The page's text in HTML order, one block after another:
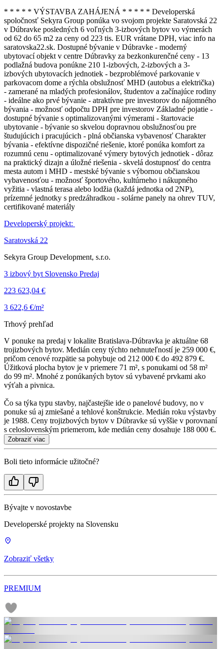
* * * * * VÝSTAVBA ZAHÁJENÁ * * * * * Developerská
spoločnosť Sekyra Group ponúka vo svojom projekte Saratovská 22
v Dúbravke posledných 6 voľných 3-izbových bytov vo výmerách
od 62 do 65 m2 za ceny od 223 tis. EUR vrátane DPH, viac info na
saratovska22.sk. Dostupné bývanie v Dúbravke - moderný
ubytovací objekt v centre Dúbravky za bezkonkurenčné ceny - 13
podlažná budova ponúkne 210 1-izbových, 2-izbových a 3-
izbových ubytovacích jednotiek - bezproblémové parkovanie v
parkovacom dome a rýchla obslužnosť MHD (autobus a električka)
- zamerané na mladých profesionálov, študentov a začínajúce rodiny
- ideálne ako prvé bývanie - atraktívne pre investorov do nájomného
bývania - možnosť odpočtu DPH pre investorov Základné pojatie -
dostupné bývanie s optimalizovanými výmerami - štartovacie
ubytovanie - bývanie so skvelou dopravnou obslužnosťou pre
študujúcich i pracujúcich - plná občianska vybavenosť Charakter
bývania - efektívne dispozičné riešenie, ktoré ponúka komfort za
rozumnú cenu - optimalizované výmery bytových jednotiek - dôraz
na praktický dizajn a úložné riešenia - skvelá dostupnosť do centra
mesta autom i MHD - mestské bývanie s výbornou občianskou
vybavenosťou - možnosť športového, kultúrneho i nákupného
vyžitia - vlastná terasa alebo lodžia (každá jednotka od 2NP),
prízemné jednotky s predzáhradkou - solárne panely na ohrev TUV,
certifikované materiály
Developerský projekt:
Saratovská 22
Sekyra Group Development, s.r.o.
3 izbový byt Slovensko Predaj
223 623,04 €
3 622,6 €/m²
Trhový prehľad
V ponuke na predaj v lokalite Bratislava-Dúbravka je aktuálne 68
trojizbových bytov. Medián ceny týchto nehnuteľností je 259 000 €,
pričom cenové rozpätie sa pohybuje od 212 000 € do 492 879 €.
Úžitková plocha bytov je v priemere 71 m², s ponukami od 58 m²
do 99 m². Mnohé z ponúkaných bytov sú vybavené prvkami ako
výťah a pivnica.
Čo sa týka typu stavby, najčastejšie ide o panelové budovy, no v
ponuke sú aj zmiešané a tehlové konštrukcie. Medián roku výstavby
je 1988. Ceny trojizbových bytov v Dúbravke sú vyššie v porovnaní
s celoslovenským priemerom, kde medián ceny dosahuje 188 000 €.
Zobraziť viac
Boli tieto informácie užitočné?
Bývajte v novostavbe
Developerské projekty na Slovensku
Zobraziť všetky
PREMIUM